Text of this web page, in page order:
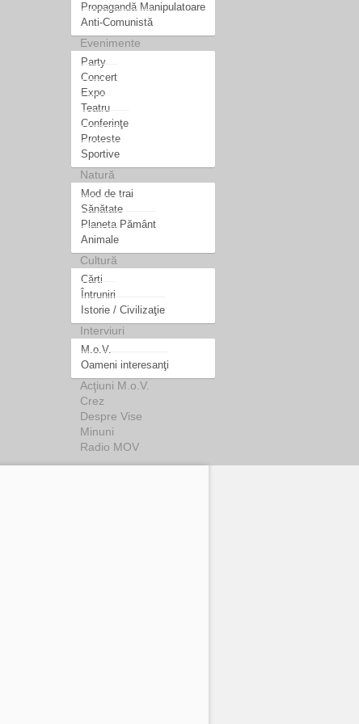
Propagandă Manipulatoare
Anti-Comunistă
Evenimente
Party
Concert
Expo
Teatru
Conferinţe
Proteste
Sportive
Natură
Mod de trai
Sănătate
Planeta Pământ
Animale
Cultură
Cărti
Întruniri
Istorie / Civilizaţie
Interviuri
M.o.V.
Oameni interesanţi
Acţiuni M.o.V.
Crez
Despre Vise
Minuni
Radio MOV